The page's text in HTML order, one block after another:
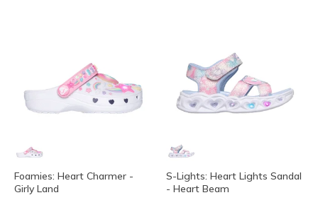
Foamies: Heart Charmer -
Girly Land
S-Lights: Heart Lights Sandal
- Heart Beam